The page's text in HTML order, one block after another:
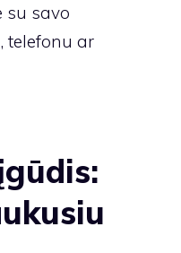
su savo
telefonu ar